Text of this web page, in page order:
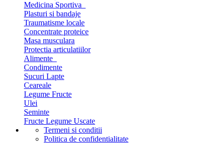
Medicina Sportiva
Plasturi si bandaje
Traumatisme locale
Concentrate proteice
Masa musculara
Protectia articulatiilor
Alimente
Condimente
Sucuri Lapte
Ceareale
Legume Fructe
Ulei
Seminte
Fructe Legume Uscate
Termeni si conditii
Politica de confidentialitate